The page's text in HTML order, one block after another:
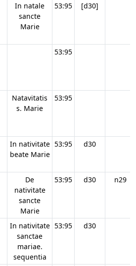
In natale
sancte
Marie
53:95 [d30]
53:95
Natavitatis
s. Marie
53:95
In nativitate
beate Marie
53:95 d30
De
nativitate
sancte
Marie
53:95 d30 n29
In nativitate
sanctae
mariae.
sequentia
53:95 d30